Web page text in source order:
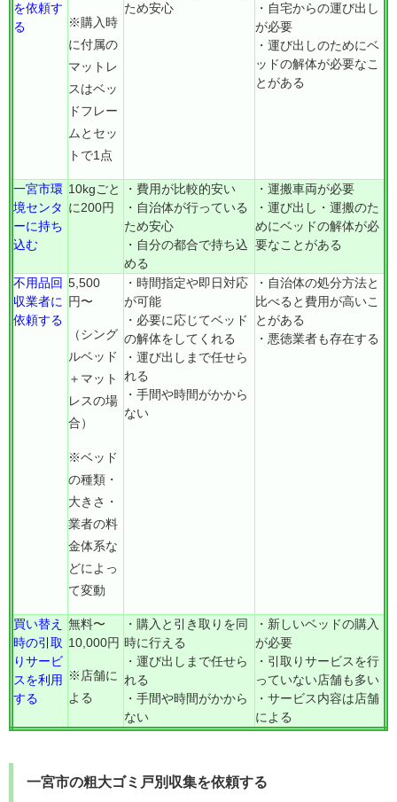
を依頼す
る
※購入時
に付属の
マットレ
スはベッ
ドフレー
ムとセッ
トで1点
ため安心
・自宅からの運び出し
が必要
・運び出しのためにベ
ッドの解体が必要なこ
とがある
一宮市環
境センタ
ーに持ち
込む
10kgごと
に200円
・費用が比較的安い
・自治体が行っている
ため安心
・自分の都合で持ち込
める
・運搬車両が必要
・運び出し・運搬のた
めにベッドの解体が必
要なことがある
不用品回
収業者に
依頼する
5,500
円〜
（シング
ルベッド
＋マット
レスの場
合）
※ベッド
の種類・
大きさ・
業者の料
金体系な
どによっ
て変動
・時間指定や即日対応
が可能
・必要に応じてベッド
の解体をしてくれる
・運び出しまで任せら
れる
・手間や時間がかから
ない
・自治体の処分方法と
比べると費用が高いこ
とがある
・悪徳業者も存在する
買い替え
時の引取
りサービ
スを利用
する
無料〜
10,000円
※店舗に
よる
・購入と引き取りを同
時に行える
・運び出しまで任せら
れる
・手間や時間がかから
ない
・新しいベッドの購入
が必要
・引取りサービスを行
っていない店舗も多い
・サービス内容は店舗
による
一宮市の粗大ゴミ戸別収集を依頼する